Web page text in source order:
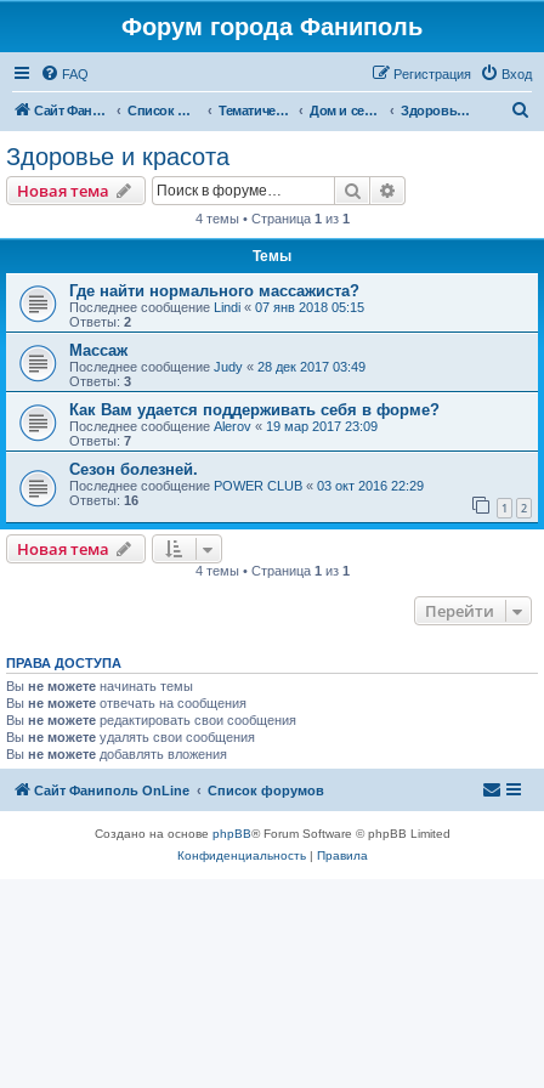
Форум города Фаниполь
FAQ Вход
Регистрация
Сайт Фаниполь OnLine Список форумов Тематические разделы Дом и семья Здоровье и красота
Здоровье и красота
Новая тема Поиск
4 темы • Страница 1 из 1
Темы
Где найти нормального массажиста?
Последнее сообщение Lindi « 07 янв 2018 05:15
Ответы: 2
Массаж
Последнее сообщение Judy « 28 дек 2017 03:49
Ответы: 3
Как Вам удается поддерживать себя в форме?
Последнее сообщение Alerov « 19 мар 2017 23:09
Ответы: 7
Сезон болезней.
Последнее сообщение POWER CLUB « 03 окт 2016 22:29
Ответы: 16 1 2
Новая тема
4 темы • Страница 1 из 1
Перейти
ПРАВА ДОСТУПА
Вы не можете начинать темы
Вы не можете отвечать на сообщения
Вы не можете редактировать свои сообщения
Вы не можете удалять свои сообщения
Вы не можете добавлять вложения
Сайт Фаниполь OnLine Список форумов
Создано на основе phpBB® Forum Software © phpBB Limited
Конфиденциальность| Правила